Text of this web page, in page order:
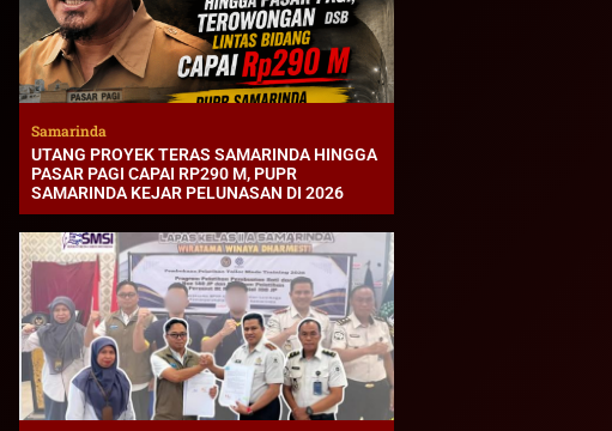
Samarinda
UTANG PROYEK TERAS SAMARINDA HINGGA
PASAR PAGI CAPAI RP290 M, PUPR
SAMARINDA KEJAR PELUNASAN DI 2026